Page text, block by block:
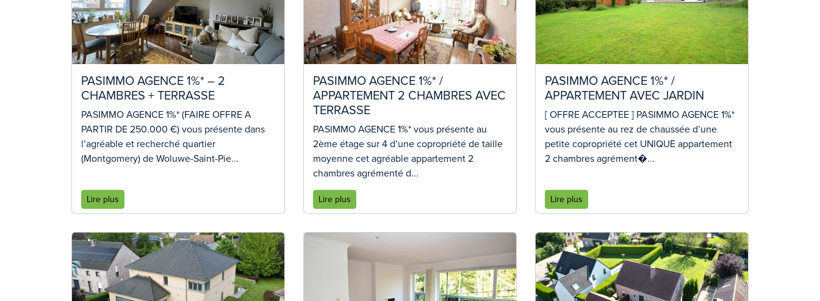
PASIMMO AGENCE 1%* – 2
CHAMBRES + TERRASSE
PASIMMO AGENCE 1%* (FAIRE OFFRE A
PARTIR DE 250.000 €) vous présente dans
l’agréable et recherché quartier
(Montgomery) de Woluwe-Saint-Pie...
Lire plus
PASIMMO AGENCE 1%* /
APPARTEMENT 2 CHAMBRES AVEC
TERRASSE
PASIMMO AGENCE 1%* vous présente au
2ème étage sur 4 d’une copropriété de taille
moyenne cet agréable appartement 2
chambres agrémenté d...
Lire plus
PASIMMO AGENCE 1%* /
APPARTEMENT AVEC JARDIN
[ OFFRE ACCEPTEE ] PASIMMO AGENCE 1%*
vous présente au rez de chaussée d’une
petite copropriété cet UNIQUE appartement
2 chambres agrément�...
Lire plus